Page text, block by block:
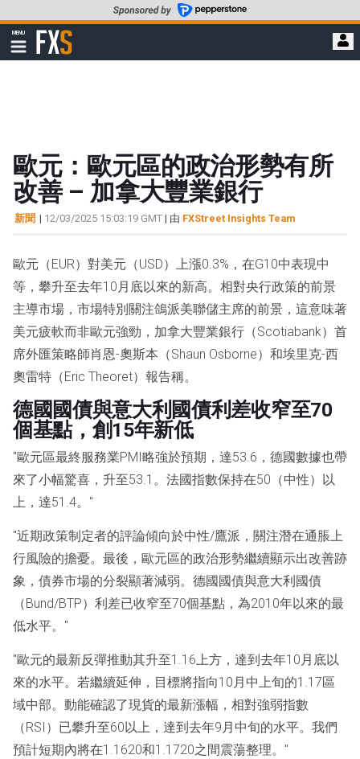
至
要
MENU
顯
示
FXStreet
歐元：歐元區的政治形勢有所
改善 – 加拿大豐業銀行
新聞 | 12/03/2025 15:03:19 GMT | 由 FXStreet Insights Team
歐元（EUR）對美元（USD）上漲0.3%，在G10中表現中
等，攀升至去年10月底以來的新高。相對央行政策的前景
主導市場，市場特別關注鴿派美聯儲主席的前景，這意味著
美元疲軟而非歐元強勁，加拿大豐業銀行（Scotiabank）首
席外匯策略師肖恩-奧斯本（Shaun Osborne）和埃里克-西
奧雷特（Eric Theoret）報告稱。
德國國債與意大利國債利差收窄至70
個基點，創15年新低
"歐元區最終服務業PMI略強於預期，達53.6，德國數據也帶
來了小幅驚喜，升至53.1。法國指數保持在50（中性）以
上，達51.4。"
"近期政策制定者的評論傾向於中性/鷹派，關注潛在通脹上
行風險的擔憂。最後，歐元區的政治形勢繼續顯示出改善跡
象，債券市場的分裂顯著減弱。德國國債與意大利國債
（Bund/BTP）利差已收窄至70個基點，為2010年以來的最
低水平。"
"歐元的最新反彈推動其升至1.16上方，達到去年10月底以
來的水平。若繼續延伸，目標將指向10月中上旬的1.17區
域中部。動能確認了現貨的最新漲幅，相對強弱指數
（RSI）已攀升至60以上，達到去年9月中旬的水平。我們
預計短期內將在1.1620和1.1720之間震蕩整理。"